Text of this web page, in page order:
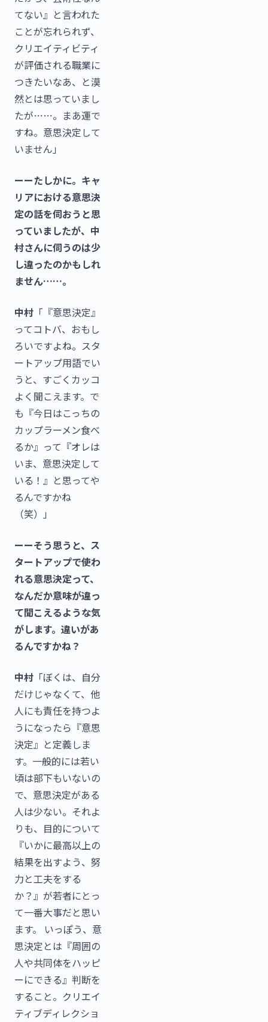
てない』と言われた
ことが忘れられず、
クリエイティビティ
が評価される職業に
つきたいなあ、と漠
然とは思っていまし
たが……。まあ運で
すね。意思決定して
いません」
ーーたしかに。キャ
リアにおける意思決
定の話を伺おうと思
っていましたが、中
村さんに伺うのは少
し違ったのかもしれ
ません……。
中村 「『意思決定』
ってコトバ、おもし
ろいですよね。スタ
ートアップ用語でい
うと、すごくカッコ
よく聞こえます。で
も『今日はこっちの
カップラーメン食べ
るか』って『オレは
いま、意思決定して
いる！』と思ってや
るんですかね
（笑）」
ーーそう思うと、ス
タートアップで使わ
れる意思決定って、
なんだか意味が違っ
て聞こえるような気
がします。違いがあ
るんですかね？
中村 「ぼくは、自分
だけじゃなくて、他
人にも責任を持つよ
うになったら『意思
決定』と定義しま
す。一般的には若い
頃は部下もいないの
で、意思決定がある
人は少ない。それよ
りも、目的について
『いかに最高以上の
結果を出すよう、努
力と工夫をする
か？』が若者にとっ
て一番大事だと思い
ます。 いっぽう、意
思決定とは『周囲の
人や共同体をハッピ
ーにできる』判断を
すること。クリエイ
ティブディレクショ